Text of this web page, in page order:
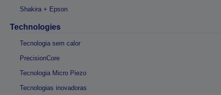
Shakira + Epson
Technologies
Tecnologia sem calor
PrecisionCore
Tecnologia Micro Piezo
Tecnologias inovadoras